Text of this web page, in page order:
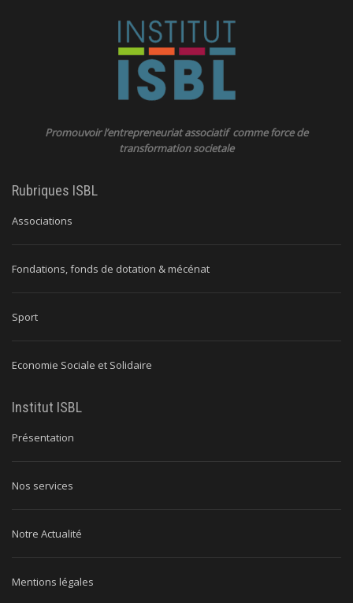
Promouvoir l’entrepreneuriat associatif comme force de
transformation societale
Rubriques ISBL
Associations
Fondations, fonds de dotation & mécénat
Sport
Economie Sociale et Solidaire
Institut ISBL
Présentation
Nos services
Notre Actualité
Mentions légales